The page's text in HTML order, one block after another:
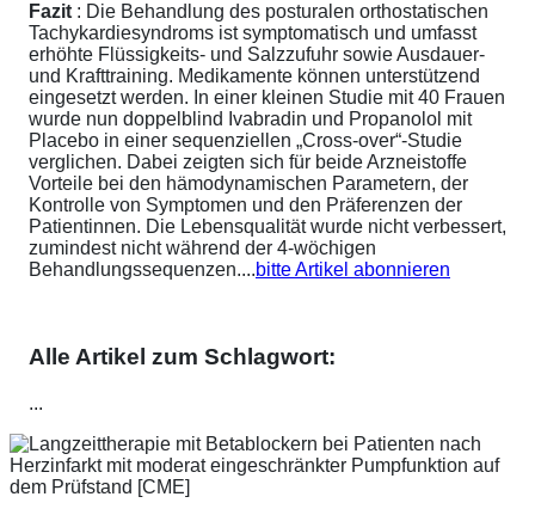
Fazit : Die Behandlung des posturalen orthostatischen
Tachykardiesyndroms ist symptomatisch und umfasst
erhöhte Flüssigkeits- und Salzzufuhr sowie Ausdauer-
und Krafttraining. Medikamente können unterstützend
eingesetzt werden. In einer kleinen Studie mit 40 Frauen
wurde nun doppelblind Ivabradin und Propanolol mit
Placebo in einer sequenziellen „Cross-over“-Studie
verglichen. Dabei zeigten sich für beide Arzneistoffe
Vorteile bei den hämodynamischen Parametern, der
Kontrolle von Symptomen und den Präferenzen der
Patientinnen. Die Lebensqualität wurde nicht verbessert,
zumindest nicht während der 4-wöchigen
Behandlungssequenzen....bitte Artikel abonnieren
Alle Artikel zum Schlagwort:
...